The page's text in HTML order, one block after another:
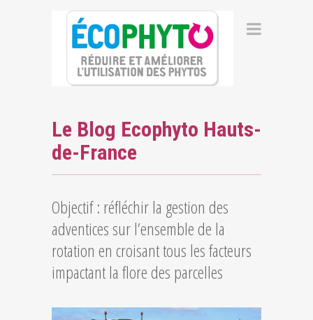
Le Blog Ecophyto Hauts-
de-France
Objectif : réfléchir la gestion des
adventices sur l’ensemble de la
rotation en croisant tous les facteurs
impactant la flore des parcelles